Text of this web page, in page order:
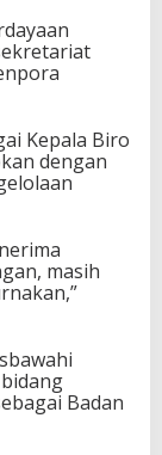
Kepala Biro
dengan
masih
Badan